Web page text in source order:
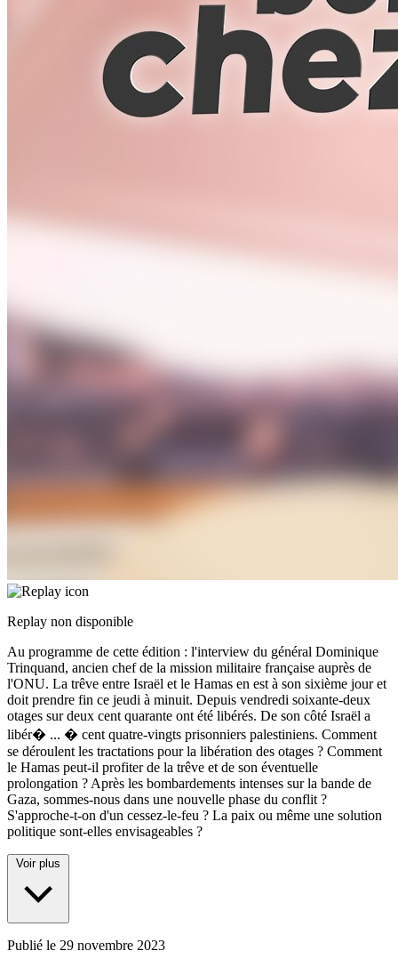
Replay non disponible
Au programme de cette édition : l'interview du général Dominique
Trinquand, ancien chef de la mission militaire française auprès de
l'ONU. La trêve entre Israël et le Hamas en est à son sixième jour et
doit prendre fin ce jeudi à minuit. Depuis vendredi soixante-deux
otages sur deux cent quarante ont été libérés. De son côté Israël a
libér� ... � cent quatre-vingts prisonniers palestiniens. Comment
se déroulent les tractations pour la libération des otages ? Comment
le Hamas peut-il profiter de la trêve et de son éventuelle
prolongation ? Après les bombardements intenses sur la bande de
Gaza, sommes-nous dans une nouvelle phase du conflit ?
S'approche-t-on d'un cessez-le-feu ? La paix ou même une solution
politique sont-elles envisageables ?
Voir plus
Publié le 29 novembre 2023